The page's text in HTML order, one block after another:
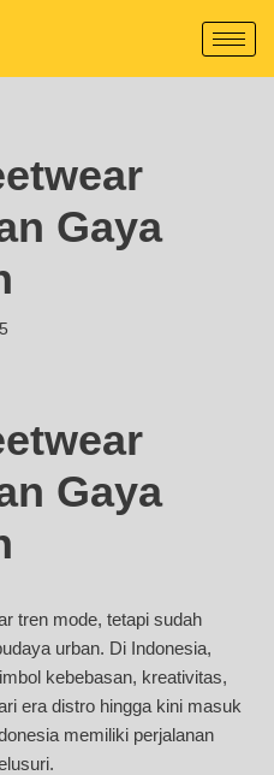
Gaya
Gaya
tren mode, tetapi sudah
urban. Di Indonesia,
kebebasan, kreativitas,
era distro hingga kini masuk
memiliki perjalanan